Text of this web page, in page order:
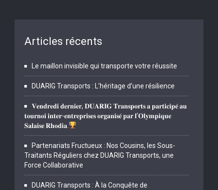
Articles récents
Le maillon invisible qui transporte votre réussite
DUARIG Transports : L’héritage d’une résilience
𝐕𝐞𝐧𝐝𝐫𝐞𝐝𝐢 𝐝𝐞𝐫𝐧𝐢𝐞𝐫, 𝐃𝐔𝐀𝐑𝐈𝐆 𝐓𝐫𝐚𝐧𝐬𝐩𝐨𝐫𝐭𝐬 𝐚 𝐩𝐚𝐫𝐭𝐢𝐜𝐢𝐩𝐞́ 𝐚𝐮
𝐭𝐨𝐮𝐫𝐧𝐨𝐢 𝐢𝐧𝐭𝐞𝐫-𝐞𝐧𝐭𝐫𝐞𝐩𝐫𝐢𝐬𝐞𝐬 𝐨𝐫𝐠𝐚𝐧𝐢𝐬𝐞́ 𝐩𝐚𝐫 𝐥’𝐎𝐥𝐲𝐦𝐩𝐢𝐪𝐮𝐞
𝐒𝐚𝐥𝐚𝐢𝐬𝐞 𝐑𝐡𝐨𝐝𝐢𝐚.
Partenariats Fructueux : Nos Cousins, les Sous-
Traitants Réguliers chez DUARIG Transports, une
Force Collaborative
DUARIG Transports : À la Conquête de